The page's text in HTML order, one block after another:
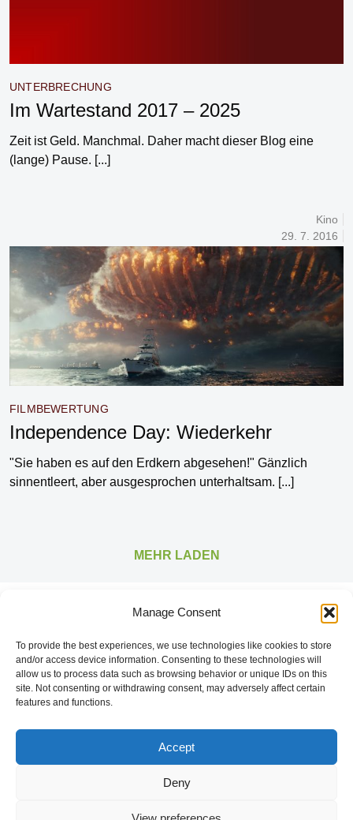
Manage Consent
To provide the best experiences, we use technologies like cookies to store
and/or access device information. Consenting to these technologies will
allow us to process data such as browsing behavior or unique IDs on this
site. Not consenting or withdrawing consent, may adversely affect certain
features and functions.
Accept
Deny
UNTERBRECHUNG
Im Wartestand 2017 – 2025
Zeit ist Geld. Manchmal. Daher macht dieser Blog eine
(lange) Pause. [...]
Kino
29. 7. 2016
FILMBEWERTUNG
Independence Day: Wiederkehr
"Sie haben es auf den Erdkern abgesehen!" Gänzlich
sinnentleert, aber ausgesprochen unterhaltsam. [...]
MEHR LADEN
The good stuff is on Spotify.
Impressum
Datenschutzerklärung